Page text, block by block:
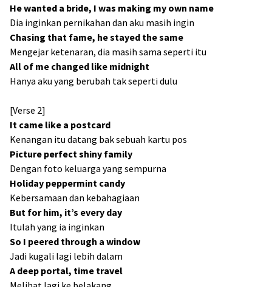
He wanted a bride, I was making my own name
Dia inginkan pernikahan dan aku masih ingin
Chasing that fame, he stayed the same
Mengejar ketenaran, dia masih sama seperti itu
All of me changed like midnight
Hanya aku yang berubah tak seperti dulu
[Verse 2]
It came like a postcard
Kenangan itu datang bak sebuah kartu pos
Picture perfect shiny family
Dengan foto keluarga yang sempurna
Holiday peppermint candy
Kebersamaan dan kebahagiaan
But for him, it’s every day
Itulah yang ia inginkan
So I peered through a window
Jadi kugali lagi lebih dalam
A deep portal, time travel